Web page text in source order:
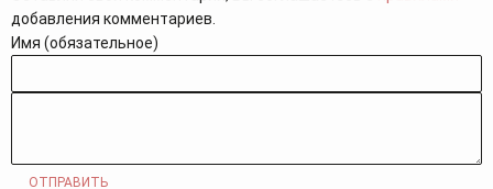
добавления комментариев.
Имя (обязательное)
ОТПРАВИТЬ